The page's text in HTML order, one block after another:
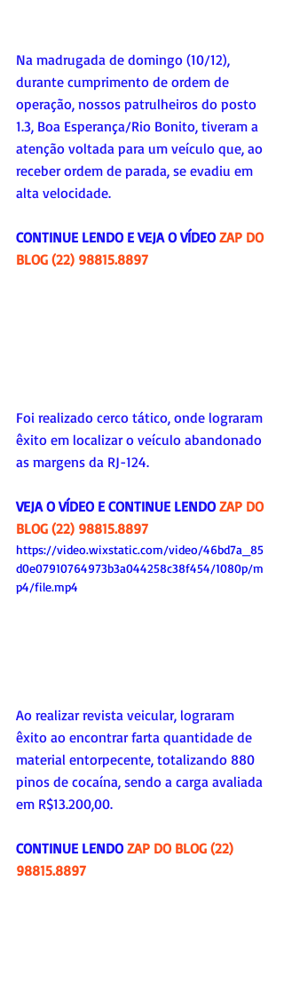
Na madrugada de domingo (10/12),
durante cumprimento de ordem de
operação, nossos patrulheiros do posto
1.3, Boa Esperança/Rio Bonito, tiveram a
atenção voltada para um veículo que, ao
receber ordem de parada, se evadiu em
alta velocidade.
CONTINUE LENDO E VEJA O VÍDEO ZAP DO
BLOG (22) 98815.8897
Foi realizado cerco tático, onde lograram
êxito em localizar o veículo abandonado
as margens da RJ-124.
VEJA O VÍDEO E CONTINUE LENDO ZAP DO
BLOG (22) 98815.8897
https://video.wixstatic.com/video/46bd7a_85
d0e07910764973b3a044258c38f454/1080p/m
p4/file.mp4
Ao realizar revista veicular, lograram
êxito ao encontrar farta quantidade de
material entorpecente, totalizando 880
pinos de cocaína, sendo a carga avaliada
em R$13.200,00.
CONTINUE LENDO ZAP DO BLOG (22)
98815.8897